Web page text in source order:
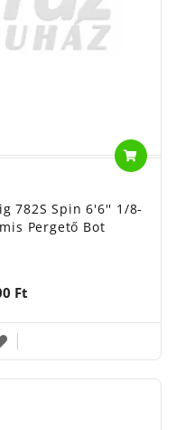
782S Spin 6'6'' 1/8-
Pergető Bot
Ft